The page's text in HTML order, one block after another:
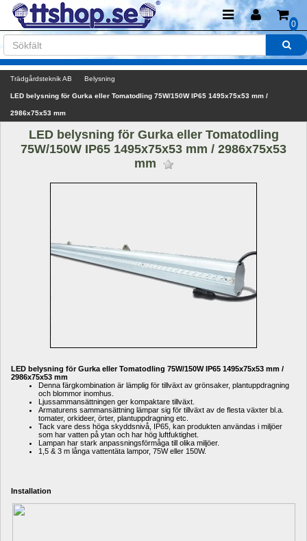
0
Trädgårdsteknik AB Belysning
LED belysning för Gurka eller Tomatodling 75W/150W IP65 1495x75x53 mm /
2986x75x53 mm
LED belysning för Gurka eller Tomatodling
75W/150W IP65 1495x75x53 mm / 2986x75x53
mm
LED belysning för Gurka eller Tomatodling 75W/150W IP65 1495x75x53 mm /
2986x75x53 mm
Denna färgkombination är lämplig för tillväxt av grönsaker, plantuppdragning
och blommor inomhus.
Ljussammansättningen ger kompaktare tillväxt.
Armaturens sammansättning lämpar sig för tillväxt av de flesta växter bl.a.
tomater, orkideer, örter, plantuppdragning etc.
Tack vare dess höga skyddsnivå, IP65, kan produkten användas i miljöer
som har vatten på ytan och har hög luftfuktighet.
Lampan har stark anpassningsförmåga till olika miljöer.
1,5 & 3 m långa vattentäta lampor, 75W eller 150W.
Installation